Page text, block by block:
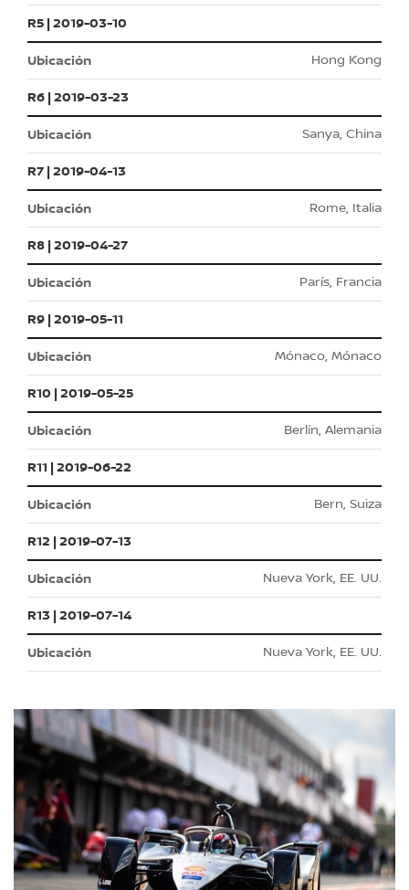
R5 | 2019-03-10
Hong Kong
R6 | 2019-03-23
Sanya, China
R7 | 2019-04-13
Rome, Italia
R8 | 2019-04-27
París, Francia
R9 | 2019-05-11
Mónaco, Mónaco
R10 | 2019-05-25
Berlín, Alemania
R11 | 2019-06-22
Bern, Suiza
R12 | 2019-07-13
Nueva York, EE. UU.
R13 | 2019-07-14
Nueva York, EE. UU.